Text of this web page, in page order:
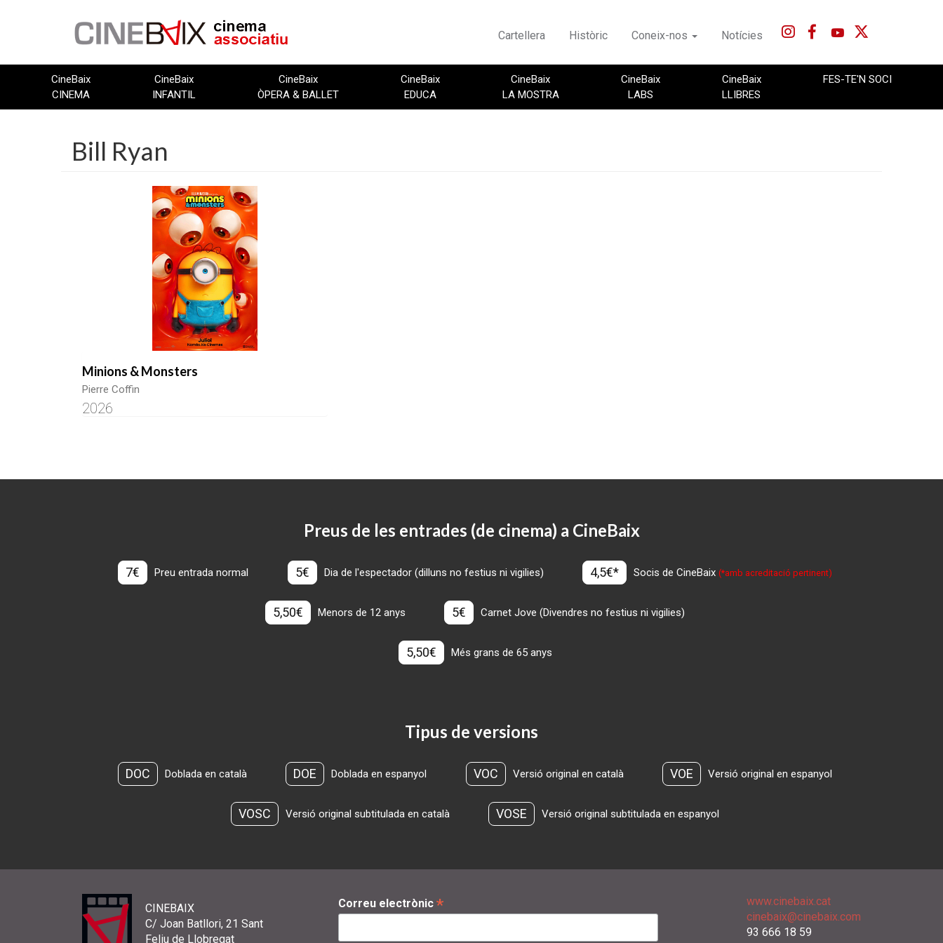
Cartellera Històric Coneix-nos Notícies
CineBaix
CINEMA
CineBaix
INFANTIL
CineBaix
ÒPERA & BALLET
CineBaix
EDUCA
CineBaix
LA MOSTRA
CineBaix
LABS
CineBaix
LLIBRES
FES-TE'N SOCI
Bill Ryan
Minions & Monsters
Pierre Coffin
2026
Preus de les entrades (de cinema) a CineBaix
7€ Preu entrada normal 5€ Dia de l'espectador (dilluns no festius ni vigilies) 4,5€* Socis de CineBaix(*amb acreditació pertinent)
5,50€ Menors de 12 anys 5€ Carnet Jove (Divendres no festius ni vigilies)
5,50€ Més grans de 65 anys
Tipus de versions
DOC Doblada en català DOE Doblada en espanyol VOC Versió original en català VOE Versió original en espanyol
VOSC Versió original subtitulada en català VOSE Versió original subtitulada en espanyol
CINEBAIX
C/ Joan Batllori, 21 Sant
Feliu de Llobregat
Correu electrònic *
www.cinebaix.cat
cinebaix@cinebaix.com
93 666 18 59